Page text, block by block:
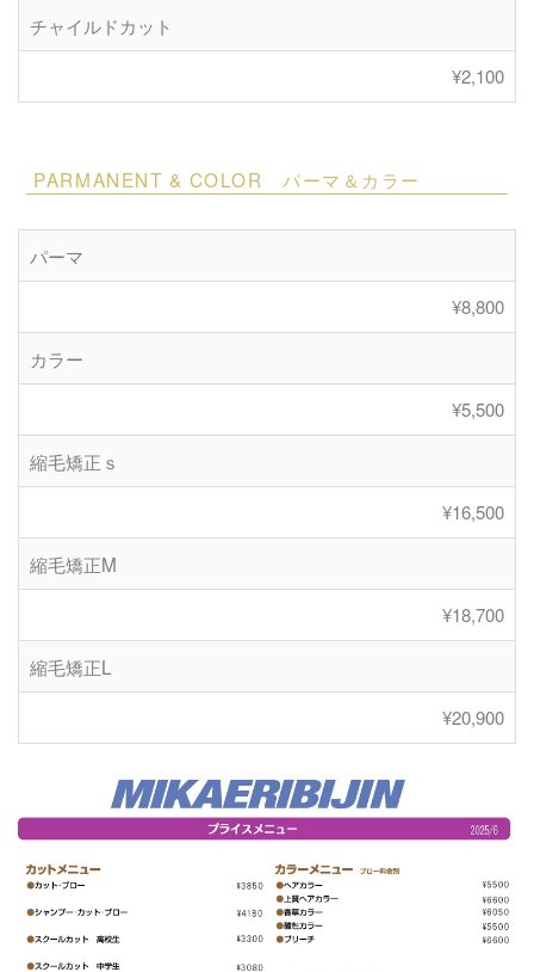
チャイルドカット
¥2,100
PARMANENT & COLOR パーマ＆カラー
パーマ
¥8,800
カラー
¥5,500
縮毛矯正ｓ
¥16,500
縮毛矯正M
¥18,700
縮毛矯正L
¥20,900